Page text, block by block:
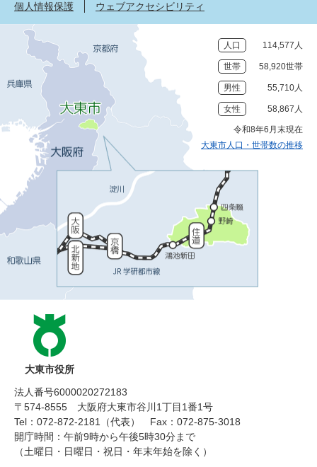
個人情報保護
ウェブアクセシビリティ
人口 114,577人
世帯 58,920世帯
男性 55,710人
女性 58,867人
令和8年6月末現在
大東市人口・世帯数の推移
大東市役所
法人番号6000020272183
〒574-8555 大阪府大東市谷川1丁目1番1号
Tel：072-872-2181（代表）
Fax：072-875-3018
開庁時間：午前9時から午後5時30分まで
（土曜日・日曜日・祝日・年末年始を除く）